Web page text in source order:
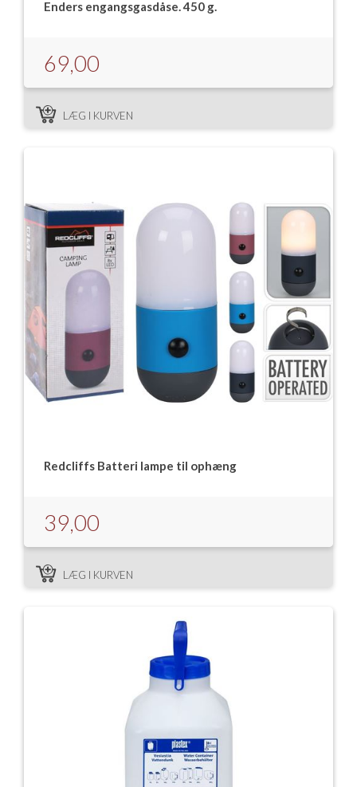
Enders engangsgasdåse. 450 g.
69,00
LÆG I KURVEN
Redcliffs Batteri lampe til ophæng
39,00
LÆG I KURVEN